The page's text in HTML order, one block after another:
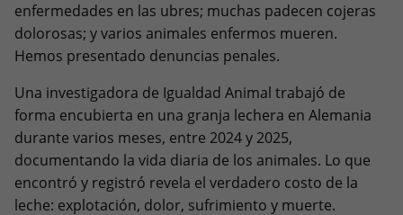
enfermedades en las ubres; muchas padecen cojeras
dolorosas; y varios animales enfermos mueren.
Hemos presentado denuncias penales.
Una investigadora de Igualdad Animal trabajó de
forma encubierta en una granja lechera en Alemania
durante varios meses, entre 2024 y 2025,
documentando la vida diaria de los animales. Lo que
encontró y registró revela el verdadero costo de la
leche: explotación, dolor, sufrimiento y muerte.